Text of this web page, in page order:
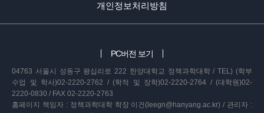
개인정보처리방침
PC버전 보기
04763 서울시 성동구 왕십리로 222 한양대학교 정책과학대학 / TEL) (학부
수업 및 학사)02-2220-2762 / (학적 및 장학)02-2220-2764 / (대학원)02-
2220-0830 / FAX 02-2220-2763
홈페이지 책임자 : 정책과학대학 학장 이건(leegn@hanyang.ac.kr) / 관리자 :